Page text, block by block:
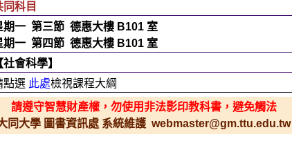
同科目
期一 第三節 德惠大樓 B101 室
期一 第四節 德惠大樓 B101 室
社會科學】
點選 此處檢視課程大綱
請遵守智慧財產權，勿使用非法影印教科書，避免觸法
同大學 圖書資訊處 系統維護 webmaster@gm.ttu.edu.tw